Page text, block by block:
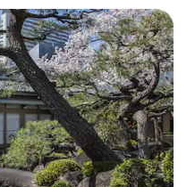
/ Recommandée pour les
appréciés